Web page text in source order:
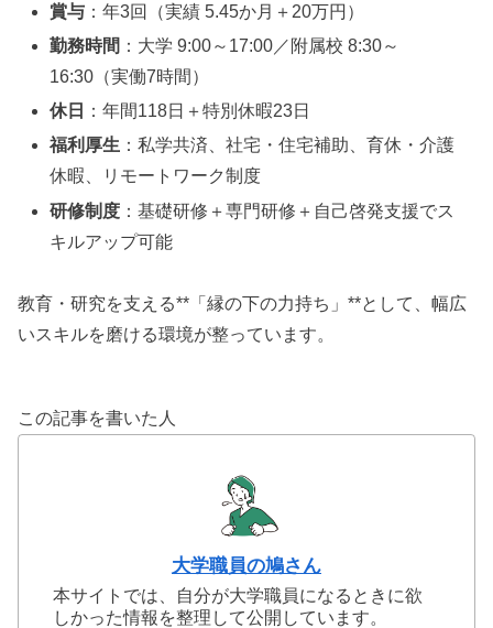
賞与 ：年3回（実績 5.45か月＋20万円）
勤務時間 ：大学 9:00～17:00／附属校 8:30～
16:30（実働7時間）
休日
：年間118日＋特別休暇23日
福利厚生 ：私学共済、社宅・住宅補助、育休・介護
休暇、リモートワーク制度
研修制度 ：基礎研修＋専門研修＋自己啓発支援でス
キルアップ可能
教育・研究を支える**「縁の下の力持ち」**として、幅広
いスキルを磨ける環境が整っています。
この記事を書いた人
大学職員の鳩さん
本サイトでは、自分が大学職員になるときに欲
しかった情報を整理して公開しています。